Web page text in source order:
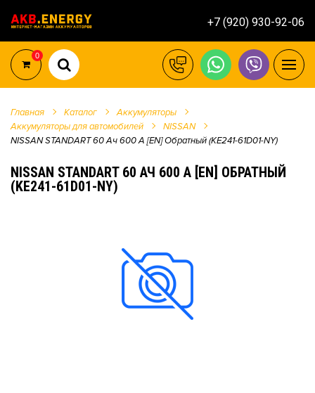
+7 (920) 930-92-06
0
Главная Каталог
Аккумуляторы
Аккумуляторы для автомобилей
NISSAN
NISSAN STANDART 60 Ач 600 А [EN] Обратный (KE241-61D01-NY)
NISSAN STANDART 60 АЧ 600 А [EN] ОБРАТНЫЙ
(KE241-61D01-NY)